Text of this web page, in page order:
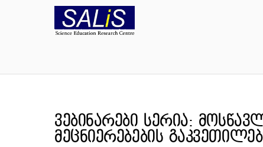
ვებინარები სერია:
მეცნიერებების